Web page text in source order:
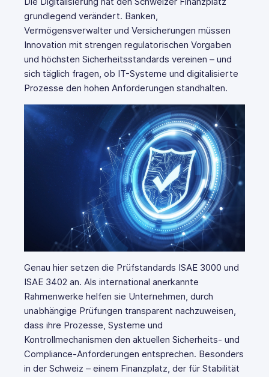
grundlegend verändert. Banken,
Vermögensverwalter und Versicherungen müssen
Innovation mit strengen regulatorischen Vorgaben
und höchsten Sicherheitsstandards vereinen – und
sich täglich fragen, ob IT-Systeme und digitalisierte
Prozesse den hohen Anforderungen standhalten.
Genau hier setzen die Prüfstandards ISAE 3000 und
ISAE 3402 an. Als international anerkannte
Rahmenwerke helfen sie Unternehmen, durch
unabhängige Prüfungen transparent nachzuweisen,
dass ihre Prozesse, Systeme und
Kontrollmechanismen den aktuellen Sicherheits- und
Compliance-Anforderungen entsprechen. Besonders
in der Schweiz – einem Finanzplatz, der für Stabilität